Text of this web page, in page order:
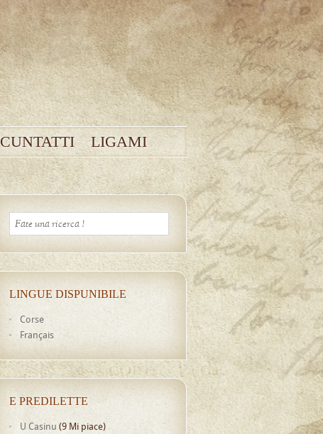
CUNTATTI LIGAMI
LINGUE DISPUNIBILE
Corse
Français
E PREDILETTE
U Casinu (9 Mi piace)